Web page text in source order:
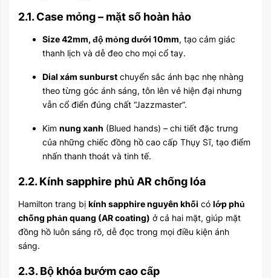
2.1. Case mỏng – mặt số hoàn hảo
Size 42mm, độ mỏng dưới 10mm, tạo cảm giác
thanh lịch và dễ đeo cho mọi cổ tay.
Dial xám sunburst chuyển sắc ánh bạc nhẹ nhàng
theo từng góc ánh sáng, tôn lên vẻ hiện đại nhưng
vẫn cổ điển đúng chất “Jazzmaster”.
Kim nung xanh (Blued hands) – chi tiết đặc trưng
của những chiếc đồng hồ cao cấp Thụy Sĩ, tạo điểm
nhấn thanh thoát và tinh tế.
2.2. Kính sapphire phủ AR chống lóa
Hamilton trang bị kính sapphire nguyên khối có lớp phủ
chống phản quang (AR coating) ở cả hai mặt, giúp mặt
đồng hồ luôn sáng rõ, dễ đọc trong mọi điều kiện ánh
sáng.
2.3. Bộ khóa bướm cao cấp